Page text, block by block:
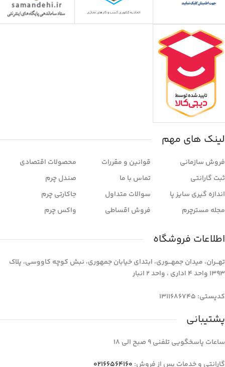
لینک های مهم
فروش سازمانی
ثبت گارانتی
اندازه گیری سایز پا
مجله مسترچرم
قوانین و مقررات
تماس با ما
سوالات متداول
فروش اقساطی
محصولات اقتصادی
صندل چرم
جاکارتی چرم
واکس چرم
اطلاعات فروشگاه
تهـــران، میدان جمهـــوری، ابتدای خیابان جمهوری، نبش کوچه کاووسی، پلاک
1393 واحد 4 اداری ، واحد 2 انبار
کدپستی: 1311686745
پشتیبانی
ساعات پاسخگویی تلفنی 9 صبح الی 18
گارانتی و خدمات پس از فروش: 02166564160